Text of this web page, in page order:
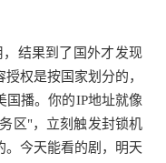
结果到了国外才发现
权是按国家划分的，
国播。你的IP地址就像
区"，立刻触发封锁机
。今天能看的剧，明天